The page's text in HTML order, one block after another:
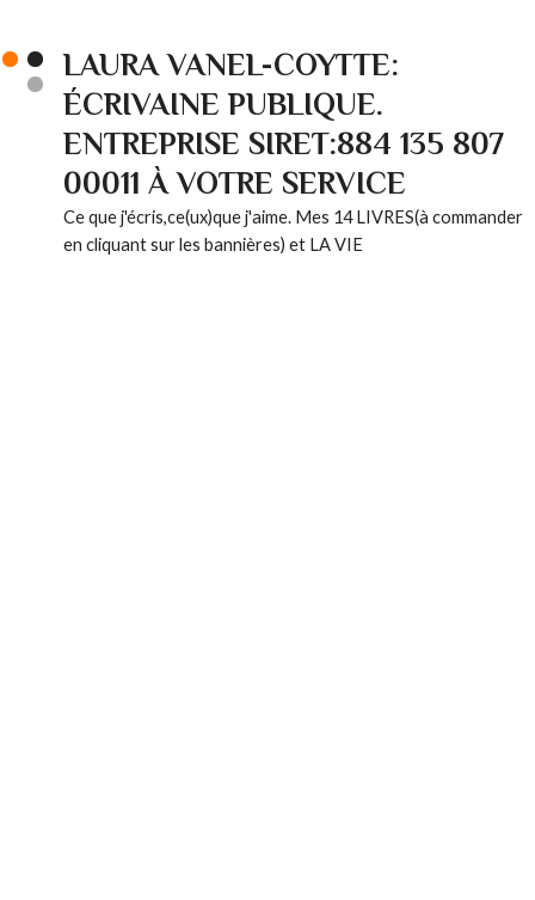
LAURA VANEL-COYTTE:
ÉCRIVAINE PUBLIQUE.
ENTREPRISE SIRET:884 135 807
00011 À VOTRE SERVICE
Ce que j'écris,ce(ux)que j'aime. Mes 14 LIVRES(à commander
en cliquant sur les bannières) et LA VIE